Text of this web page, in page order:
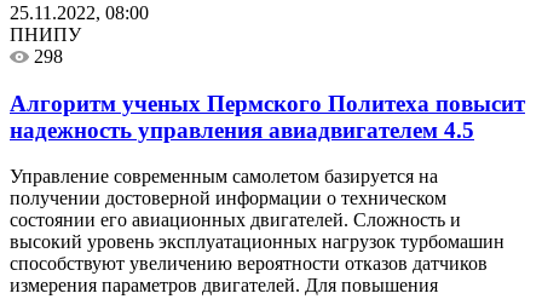
25.11.2022, 08:00
ПНИПУ
298
Алгоритм ученых Пермского Политеха повысит
надежность управления авиадвигателем 4.5
Управление современным самолетом базируется на
получении достоверной информации о техническом
состоянии его авиационных двигателей. Сложность и
высокий уровень эксплуатационных нагрузок турбомашин
способствуют увеличению вероятности отказов датчиков
измерения параметров двигателей. Для повышения